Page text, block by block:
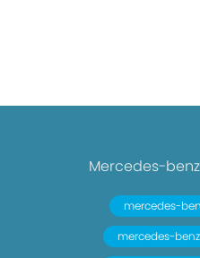
Mercedes-
mercedes-
mercedes-